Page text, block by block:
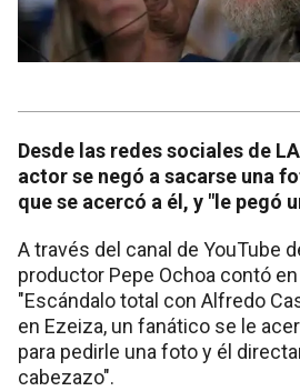
Desde las redes sociales de
actor se negó a sacarse una
que se acercó a él, y "le pegó
A través del canal de YouTube
productor Pepe Ochoa contó
"Escándalo total con Alfredo
en Ezeiza, un fanático se le
para pedirle una foto y él
cabezazo".